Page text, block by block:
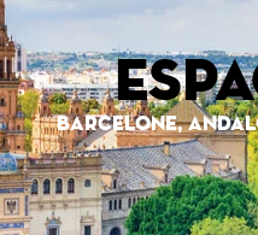
BARCELONE,